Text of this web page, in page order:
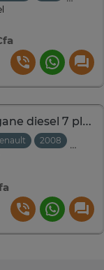
Renault megane diesel 7 place
2008